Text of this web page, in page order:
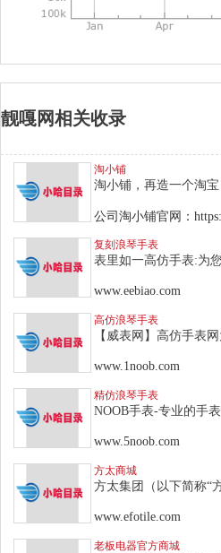
靓嘎网相关收录
淘小铺
淘小铺，再造一个淘
公司淘小铺官网：
复刻浪琴手表
表里如一高仿手表:为
www.eebiao.com
高仿浪琴手表
【威表网】高仿手表
www.1noob.com
精仿浪琴手表
NOOB手表-专业的手
www.5noob.com
方太商城
方太集团（以下简称“
www.efotile.com
老板电器官方商城